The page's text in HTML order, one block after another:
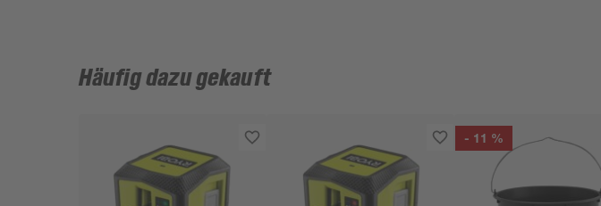
Häufig dazu gekauft
- 11 %